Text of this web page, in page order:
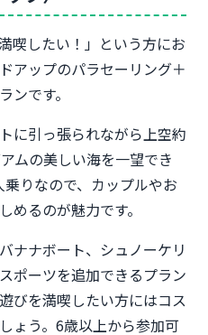
喫したい！」という方にお
アップのパラセーリング＋
ンです。
に引っ張られながら上空約
ムの美しい海を一望でき
りなので、カップルやお
めるのが魅力です。
ナナボート、シュノーケリ
ポーツを追加できるプラン
びを満喫したい方にはコス
ょう。6歳以上から参加可